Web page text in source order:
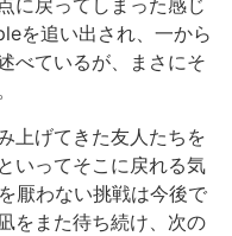
に戻ってしまった感じ
を追い出され、一から
べているが、まさにそ
上げてきた友人たちを
いってそこに戻れる気
厭わない挑戦は今後で
をまた待ち続け、次の